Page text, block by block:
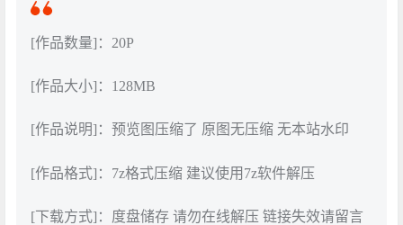
[作品数量]：20P
[作品大小]：128MB
[作品说明]：预览图压缩了 原图无压缩 无本站水印
[作品格式]：7z格式压缩 建议使用7z软件解压
[下载方式]：度盘储存 请勿在线解压 链接失效请留言